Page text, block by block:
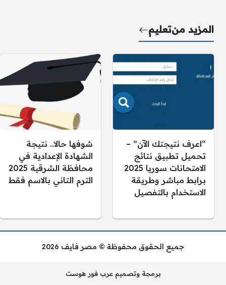
المزيد منتعليم
“اعرف نتيجتك الآن” –
تحميل تطبيق نتائج
الامتحانات سوريا 2025
برابط مباشر وطريقة
الاستخدام بالتفصيل
شوفها حالا.. نتيجة
الشهادة الإعدادية في
محافظة الشرقية 2025
الترم التاني بالاسم فقط
جميع الحقوق محفوظة © مصر فايف 2026
برمجة وتصميم عرب فور هوست